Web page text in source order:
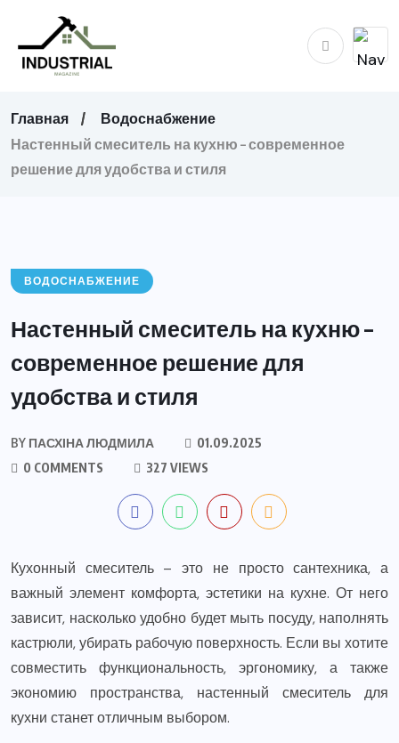
Главная
Водоснабжение
Настенный смеситель на кухню – современное
решение для удобства и стиля
ВОДОСНАБЖЕНИЕ
Настенный смеситель на кухню –
современное решение для
удобства и стиля
BY ПАСХІНА ЛЮДМИЛА
01.09.2025
0 COMMENTS
327 VIEWS
Кухонный смеситель – это не просто сантехника, а
важный элемент комфорта, эстетики на кухне. От него
зависит, насколько удобно будет мыть посуду, наполнять
кастрюли, убирать рабочую поверхность. Если вы хотите
совместить функциональность, эргономику, а также
экономию пространства, настенный смеситель для
кухни станет отличным выбором.